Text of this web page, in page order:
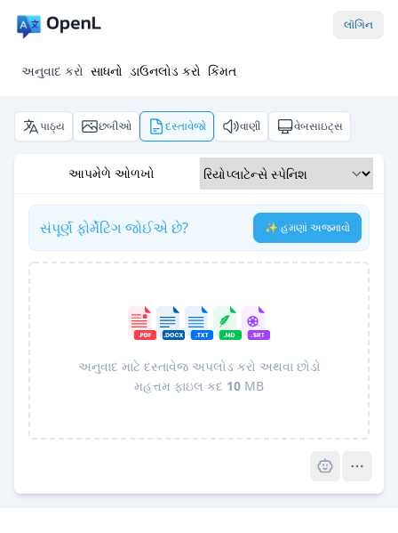
લૉગિન
અનુવાદ કરો સાધનો ડાઉનલોડ કરો કિંમત
પાઠ્ય છબીઓ દસ્તાવેજો વાણી વેબસાઇટ્સ
આપમેળે ઓળખો
સંપૂર્ણ ફોર્મેટિંગ જોઈએ છે? ✨ હમણાં અજમાવો
અનુવાદ માટે દસ્તાવેજ અપલોડ કરો અથવા છોડો
મહત્તમ ફાઇલ કદ 10 MB